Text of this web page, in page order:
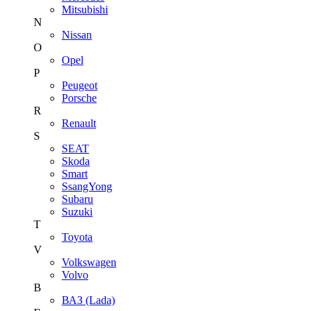
Mitsubishi
N
Nissan
O
Opel
P
Peugeot
Porsche
R
Renault
S
SEAT
Skoda
Smart
SsangYong
Subaru
Suzuki
T
Toyota
V
Volkswagen
Volvo
В
ВАЗ (Lada)